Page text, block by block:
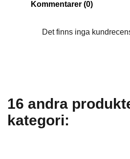
Kommentarer (0)
Det finns inga
16 andra
kategori: